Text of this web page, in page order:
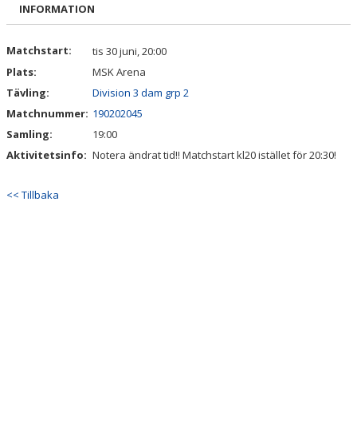
BILDGALLERI
KONTAKT
INFORMATION
Matchstart:
tis 30 juni, 20:00
Plats:
MSK Arena
Tävling:
Division 3 dam grp 2
Matchnummer: 190202045
Samling:
19:00
Aktivitetsinfo: Notera ändrat tid!! Matchstart kl20 istället för 20:30!
<< Tillbaka